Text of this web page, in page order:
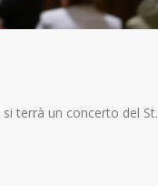
terrà un concerto del St.